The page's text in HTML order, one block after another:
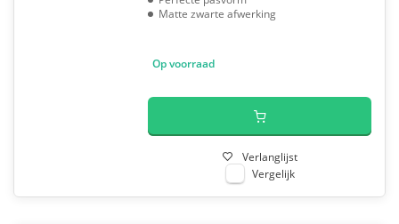
Matte zwarte afwerking
Op voorraad
Verlanglijst
Vergelijk